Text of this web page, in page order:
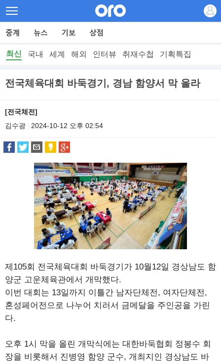
최신 국내 세계 해외 인터뷰 취재수첩 기획특집
전국체육대회 바둑경기, 경남 함양서 막 올라
[전국체전]
김수광
2024-10-12 오후 02:54
제105회 전국체육대회 바둑경기가 10월12일 경상남도 함
양군 고운체육관에서 개막했다.
이번 대회는 13일까지 이틀간 남자단체전, 여자단체전,
혼성페어전으로 나누어 치러서 금메달을 주인공을 가린
다.
오후 1시 막을 올린 개막식에는 대한바둑협회 정봉수 회
장을 비롯해서 진병영 함양 군수, 개최지인 경상남도 바